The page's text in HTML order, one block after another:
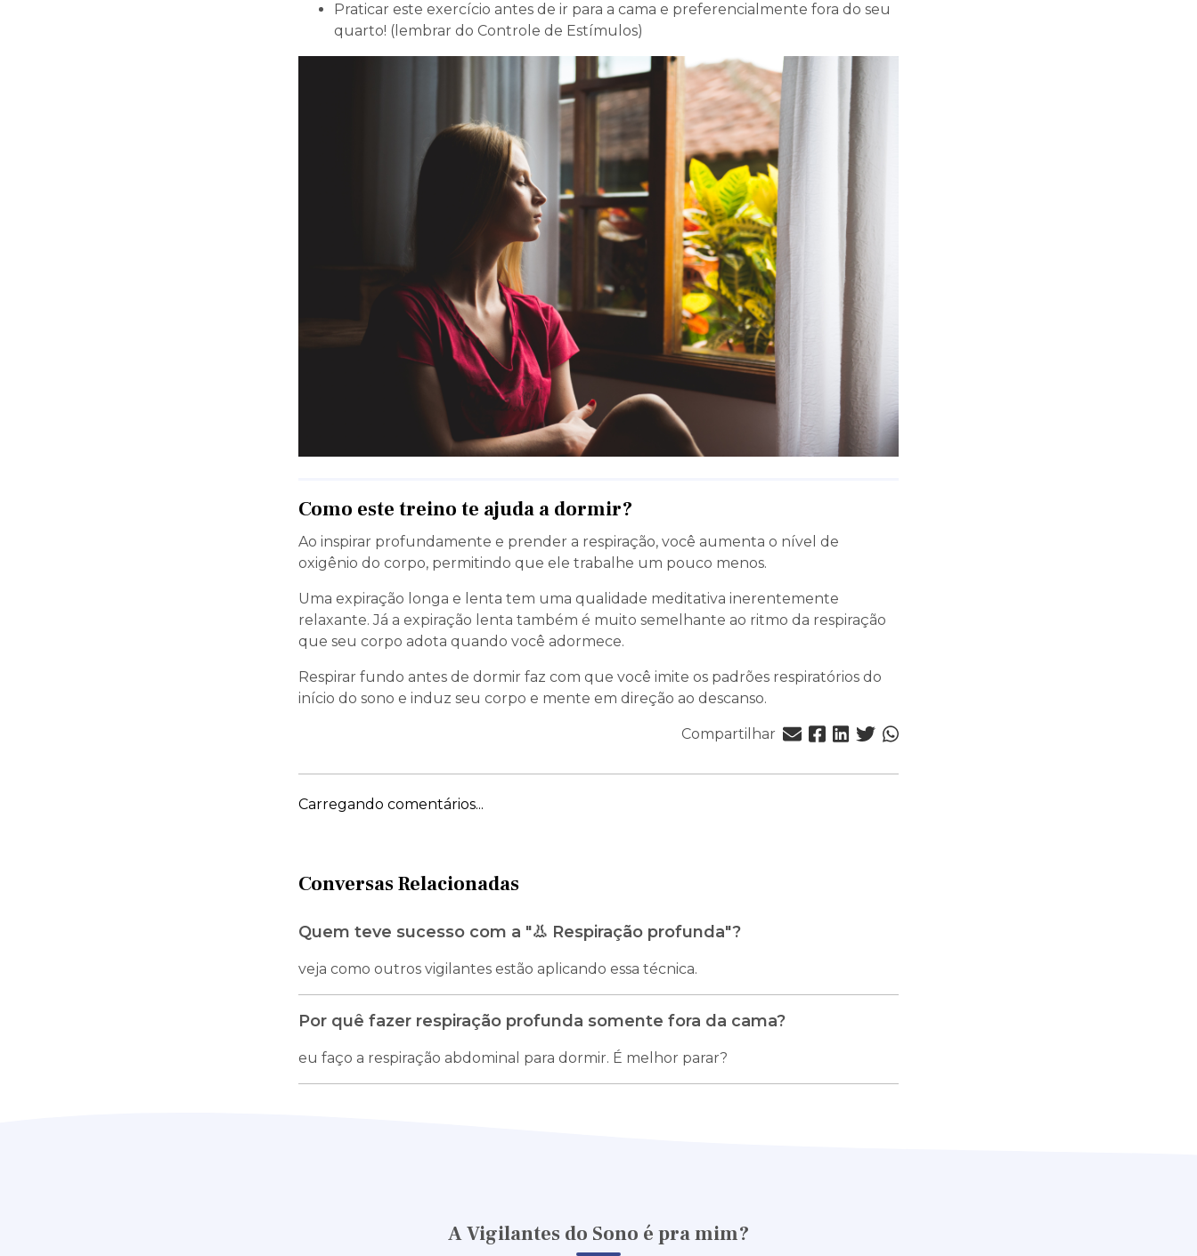
Praticar este exercício antes de ir para a cama e preferencialmente fora do seu
quarto! (lembrar do Controle de Estímulos)
Como este treino te ajuda a dormir?
Ao inspirar profundamente e prender a respiração, você aumenta o nível de
oxigênio do corpo, permitindo que ele trabalhe um pouco menos.
Uma expiração longa e lenta tem uma qualidade meditativa inerentemente
relaxante. Já a expiração lenta também é muito semelhante ao ritmo da respiração
que seu corpo adota quando você adormece.
Respirar fundo antes de dormir faz com que você imite os padrões respiratórios do
início do sono e induz seu corpo e mente em direção ao descanso.
Compartilhar
Carregando comentários...
Conversas Relacionadas
Quem teve sucesso com a "👃 Respiração profunda"?
veja como outros vigilantes estão aplicando essa técnica.
Por quê fazer respiração profunda somente fora da cama?
eu faço a respiração abdominal para dormir. É melhor parar?
A Vigilantes do Sono é pra mim?